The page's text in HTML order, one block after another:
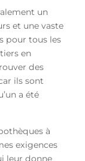
un
et une vaste
pour tous les
en
des
ils sont
a été
à
exigences
leur donne